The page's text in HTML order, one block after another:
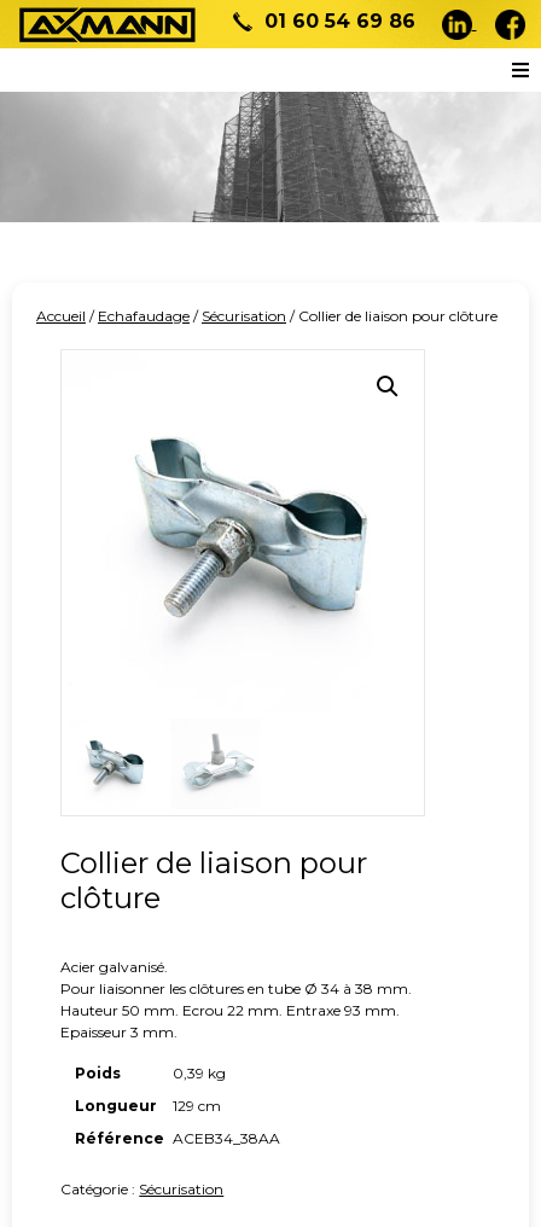
01 60 54 69 86
Accueil / Echafaudage / Sécurisation / Collier de liaison pour clôture
Collier de liaison pour
clôture
Acier galvanisé.
Pour liaisonner les clôtures en tube Ø 34 à 38 mm.
Hauteur 50 mm. Ecrou 22 mm. Entraxe 93 mm.
Epaisseur 3 mm.
Poids
0,39 kg
Longueur
129 cm
Référence ACEB34_38AA
Catégorie : Sécurisation